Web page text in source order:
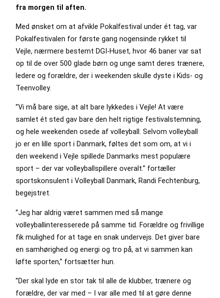
fra morgen til aften.
Med ønsket om at afvikle Pokalfestival under ét tag, var
Pokalfestivalen for første gang nogensinde rykket til
Vejle, nærmere bestemt DGI-Huset, hvor 46 baner var sat
op til de over 500 glade børn og unge samt deres trænere,
ledere og forældre, der i weekenden skulle dyste i Kids- og
Teenvolley.
”Vi må bare sige, at alt bare lykkedes i Vejle! At være
samlet ét sted gav bare den helt rigtige festivalstemning,
og hele weekenden osede af volleyball. Selvom volleyball
jo er en lille sport i Danmark, føltes det som om, at vi i
den weekend i Vejle spillede Danmarks mest populære
sport – der var volleyballspillere overalt.” fortæller
sportskonsulent i Volleyball Danmark, Randi Fechtenburg,
begejstret.
”Jeg har aldrig været sammen med så mange
volleyballinteresserede på samme tid. Forældre og frivillige
fik mulighed for at tage en snak undervejs. Det giver bare
en samhørighed og energi og tro på, at vi sammen kan
løfte sporten,” fortsætter hun.
”Der skal lyde en stor tak til alle de klubber, trænere og
forældre, der var med – I var alle med til at gøre denne